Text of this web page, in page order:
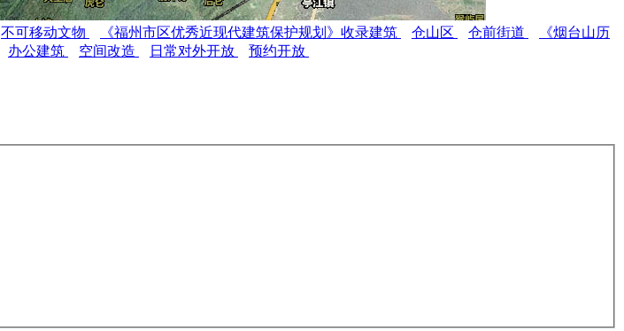
不可移动文物 《福州市区优秀近现代建筑保护规划》收录建筑 仓山区 仓前街道
《烟台山历
办公建筑 空间改造 日常对外开放
预约开放